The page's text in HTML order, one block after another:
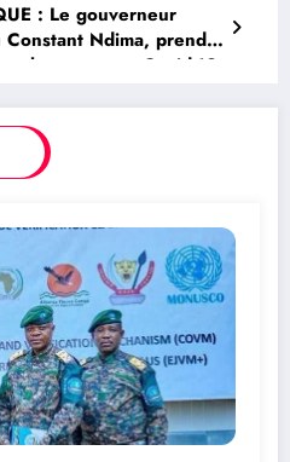
: Le gouverneur
Ndima, prend
lutter contre Covid-19